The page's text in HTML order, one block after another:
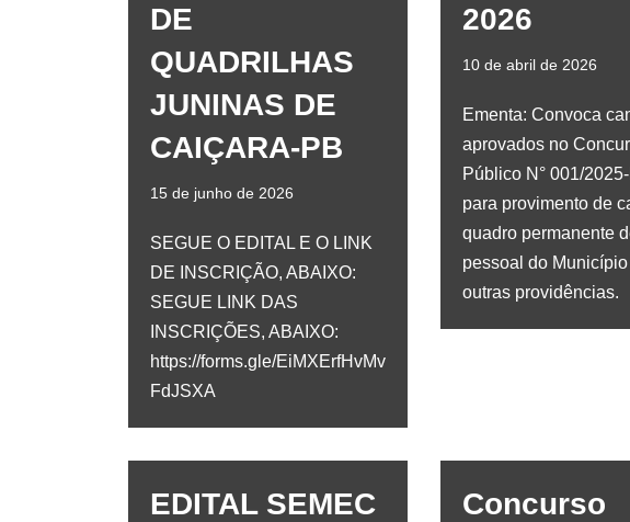
DE
QUADRILHAS
JUNINAS DE
CAIÇARA-PB
15 de junho de 2026
SEGUE O EDITAL E O LINK
DE INSCRIÇÃO, ABAIXO:
SEGUE LINK DAS
INSCRIÇÕES, ABAIXO:
https://forms.gle/EiMXErfHvMv
FdJSXA
2026
10 de abril de 2026
Ementa: Convoca
aprovados no
Público N° 001/
para provimento de
quadro permanente
pessoal do Município
outras providências.
EDITAL SEMEC
Concurso